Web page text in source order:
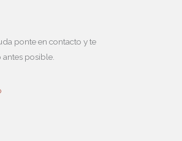
ponte en contacto y te
posible.